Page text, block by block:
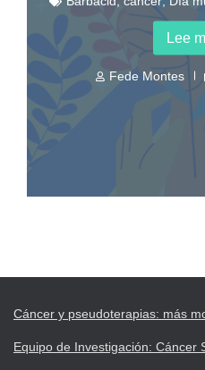
Lee
Fede Montes
Cáncer y pseudoterapias: más
Equipo de Investigación: Cáncer